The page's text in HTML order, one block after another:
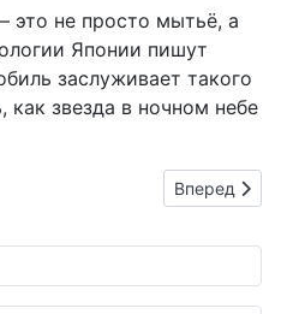
это не просто мытьё, а
Японии пишут
заслуживает такого
как звезда в ночном небе
электромобилей гудят, а
Следующий:
Вперед